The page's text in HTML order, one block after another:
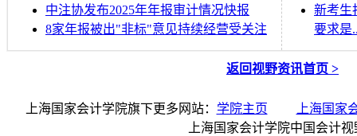
中注协发布2025年年报审计情况快报
8家年报被出"非标"意见持续经营受关注
新考生
要求是
返回视野资讯首页 >
上海国家会计学院旗下更多网站： 学院主页
上海国家
上海国家会计学院中国会计